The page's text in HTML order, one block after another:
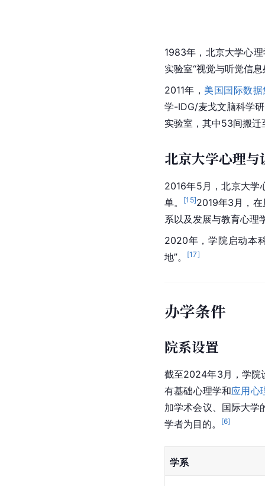
1983年，北京大学心
实验室“视觉与听觉信息
2011年， 美国国际数
学-IDG/麦戈文脑科学
实验室，其中53间搬迁
北京大学心理
2016年5月，北京大学
单。
[15]2019年3月，
系以及发展与教育心理
2020年，学院启动本
地”。
[17]
办学条件
院系设置
截至2024年3月，学院
有基础心理学和应用心
加学术会议、国际大学
学者为目的。
[6]
学系